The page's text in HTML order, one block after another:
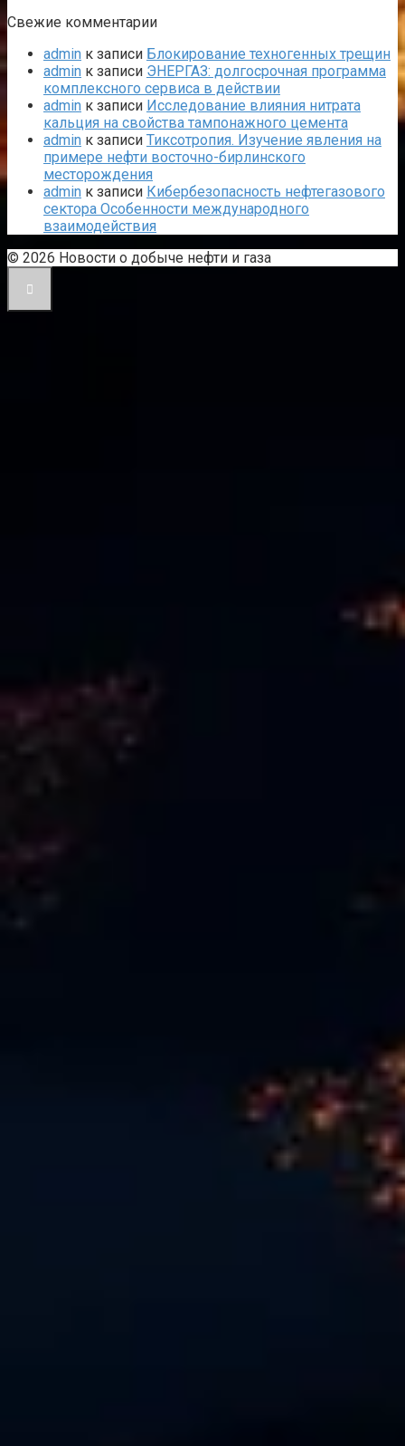
Свежие комментарии
admin к записи Блокирование техногенных трещин
admin к записи ЭНЕРГАЗ: долгосрочная программа
комплексного сервиса в действии
admin к записи Исследование влияния нитрата
кальция на свойства тампонажного цемента
admin к записи Тиксотропия. Изучение явления на
примере нефти восточно-бирлинского
месторождения
admin к записи Кибербезопасность нефтегазового
сектора Особенности международного
взаимодействия
© 2026 Новости о добыче нефти и газа